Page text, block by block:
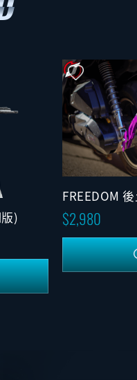
)
FREEDOM
2,980